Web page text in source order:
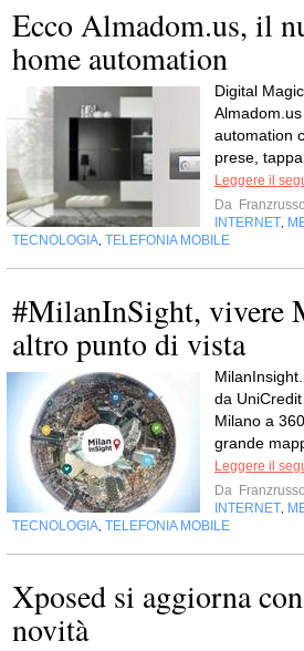
Ecco Almadom.us, il
home automation
Digital
automation
prese,
Leggere il
Da Franzrusso
INTERNET
TECNOLOGIA TELEFONIA MOBILE
#MilanInSight, vivere
altro punto di vista
da
Milano a
grande
Leggere il
Da Franzrusso
INTERNET
TECNOLOGIA TELEFONIA MOBILE
Xposed si aggiorna
novità